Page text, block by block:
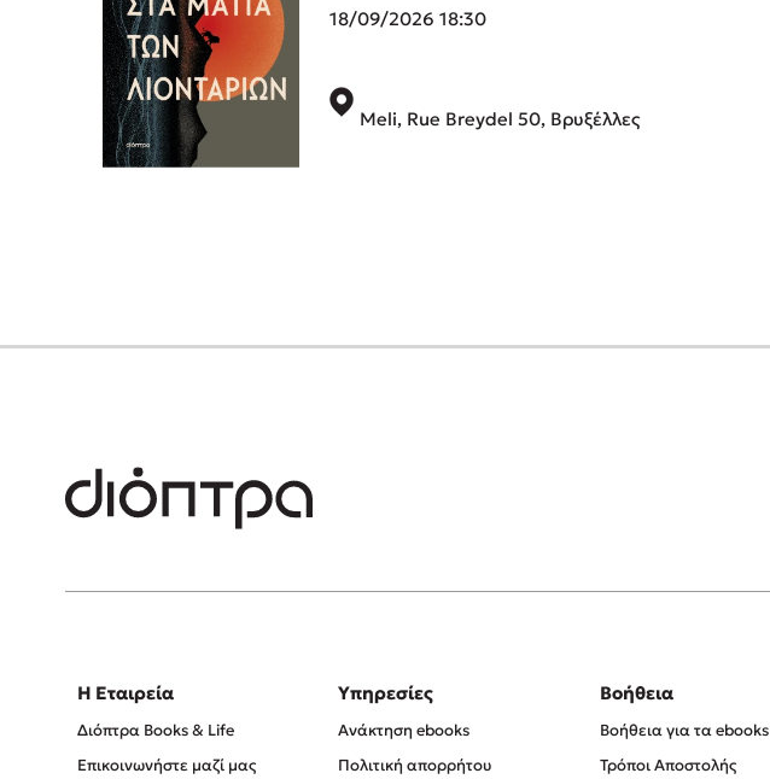
18/09/2026 18:30
Meli, Rue Breydel 50, Βρυξέλλες
Η Εταιρεία
Διόπτρα Books & Life
Επικοινωνήστε μαζί μας
Υπηρεσίες
Ανάκτηση ebooks
Πολιτική απορρήτου
Βοήθεια
Βοήθεια για τα ebooks
Τρόποι Αποστολής